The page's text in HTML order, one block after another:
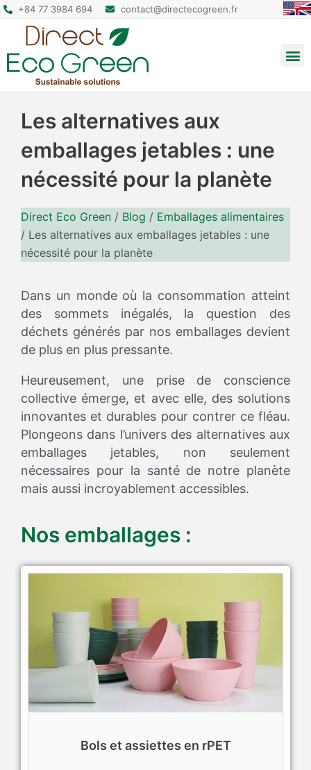
+84 77 3984 694 contact@directecogreen.fr
Les alternatives aux
emballages jetables : une
nécessité pour la planète
Direct Eco Green / Blog / Emballages alimentaires
/ Les alternatives aux emballages jetables : une
nécessité pour la planète
Dans un monde où la consommation atteint
des sommets inégalés, la question des
déchets générés par nos emballages devient
de plus en plus pressante.
Heureusement, une prise de conscience
collective émerge, et avec elle, des solutions
innovantes et durables pour contrer ce fléau.
Plongeons dans l’univers des alternatives aux
emballages jetables, non seulement
nécessaires pour la santé de notre planète
mais aussi incroyablement accessibles.
Nos emballages :
Bols et assiettes en rPET